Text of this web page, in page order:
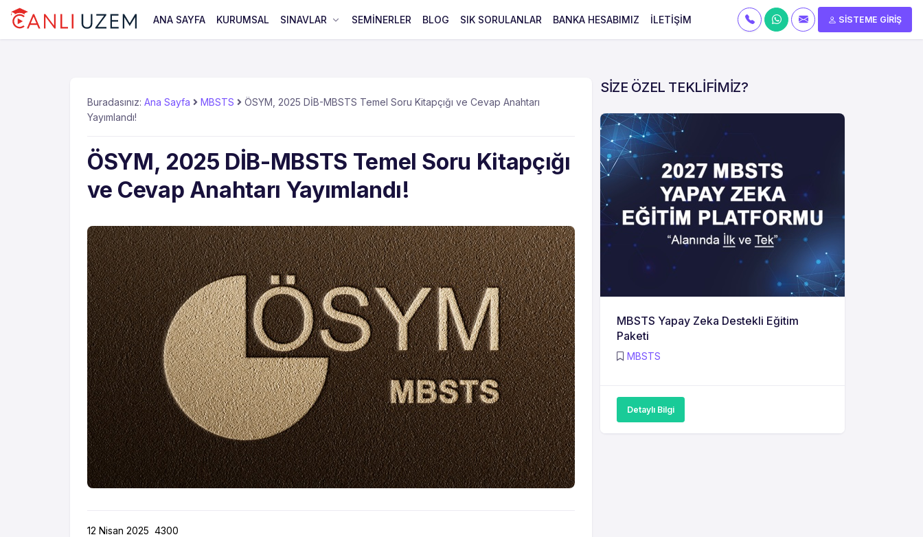
SİSTEME GİRİŞ
ANA SAYFA KURUMSAL SINAVLAR SEMİNERLER BLOG SIK SORULANLAR BANKA HESABIMIZ İLETİŞİM
Buradasınız: Ana Sayfa MBSTS
ÖSYM, 2025 DİB-MBSTS Temel Soru Kitapçığı ve Cevap Anahtarı
Yayımlandı!
ÖSYM, 2025 DİB-MBSTS Temel Soru Kitapçığı
ve Cevap Anahtarı Yayımlandı!
12 Nisan 2025 4300
SİZE ÖZEL TEKLİFİMİZ?
MBSTS Yapay Zeka Destekli Eğitim
Paketi
MBSTS
Detaylı Bilgi